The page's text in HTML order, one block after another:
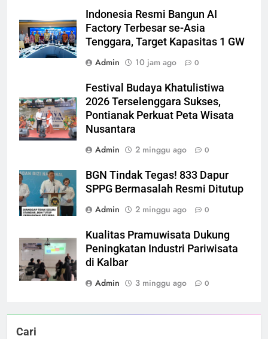
Indonesia Resmi Bangun AI
Factory Terbesar se-Asia
Tenggara, Target Kapasitas 1 GW
Admin
10 jam ago 0
Festival Budaya Khatulistiwa
2026 Terselenggara Sukses,
Pontianak Perkuat Peta Wisata
Nusantara
Admin
2 minggu ago 0
BGN Tindak Tegas! 833 Dapur
SPPG Bermasalah Resmi Ditutup
Admin
2 minggu ago 0
Kualitas Pramuwisata Dukung
Peningkatan Industri Pariwisata
di Kalbar
Admin
3 minggu ago 0
Cari